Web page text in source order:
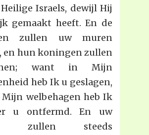
Israels, dewijl Hij
gemaakt heeft. En de
zullen uw muren
en hun koningen zullen
want in Mijn
heb Ik u geslagen,
welbehagen heb Ik
u ontfermd. En uw
zullen steeds